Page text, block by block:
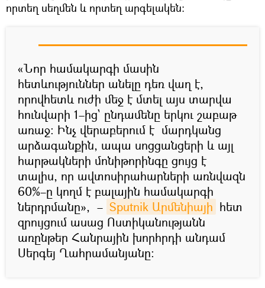
որտեղ սեղմեն և որտեղ արգելակեն։
«Նոր համակարգի մասին
հետևություններ անելը դեռ վաղ է,
որովհետև ուժի մեջ է մտել այս տարվա
հունվարի 1–ից` ընդամենը երկու շաբաթ
առաջ։ Ինչ վերաբերում է մարդկանց
արձագանքին, ապա սոցցանցերի և այլ
հարթակների մոնիթորինգը ցույց է
տալիս, որ ավտոսիրահարների առնվազն
60%–ը կողմ է բալային համակարգի
ներդրմանը», – Sputnik Արմենիայի հետ
զրույցում ասաց Ոստիկանությանն
առընթեր Հանրային խորհրդի անդամ
Սերգեյ Ղահրամանյանը։